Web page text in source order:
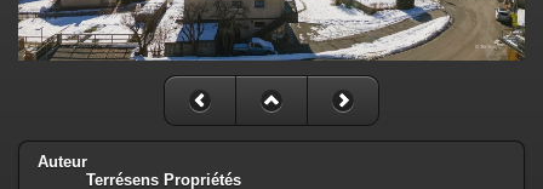
Auteur
Terrésens Propriétés